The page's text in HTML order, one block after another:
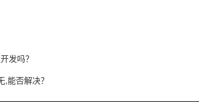
发吗？
能否解决？